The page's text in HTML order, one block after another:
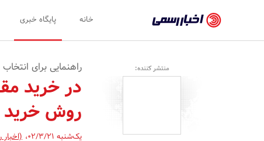
رسمی
-
اخبار
خانه پایگاه خبری
منتشر کننده: راهنمایی برای
در خرید
روش خرید
یک‌شنبه 02/3/21 ،